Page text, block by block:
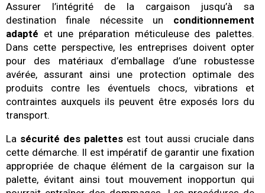
Assurer l’intégrité de la cargaison jusqu’à sa
destination finale nécessite un conditionnement
adapté et une préparation méticuleuse des palettes.
Dans cette perspective, les entreprises doivent opter
pour des matériaux d’emballage d’une robustesse
avérée, assurant ainsi une protection optimale des
produits contre les éventuels chocs, vibrations et
contraintes auxquels ils peuvent être exposés lors du
transport.
La sécurité des palettes est tout aussi cruciale dans
cette démarche. Il est impératif de garantir une fixation
appropriée de chaque élément de la cargaison sur la
palette, évitant ainsi tout mouvement inopportun qui